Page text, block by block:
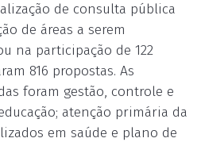
de consulta pública
de áreas a serem
na participação de 122
816 propostas. As
foram gestão, controle e
atenção primária da
em saúde e plano de